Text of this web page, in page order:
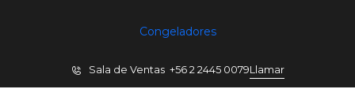
Congeladores
Sala de Ventas +56 2 2445 0079Llamar